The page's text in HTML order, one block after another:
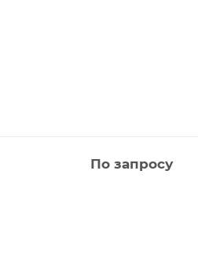
По запросу